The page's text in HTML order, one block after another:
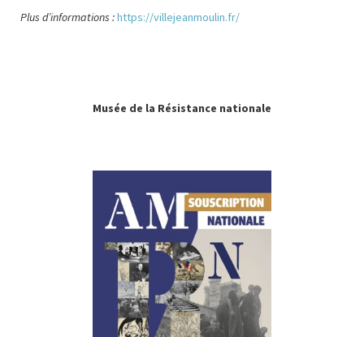
Plus d’informations :https://villejeanmoulin.fr/
Musée de la Résistance nationale